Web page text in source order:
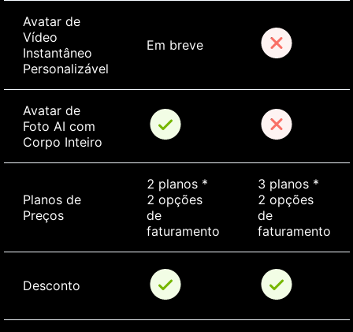
Avatar de
Vídeo
Instantâneo
Personalizável
Em breve
Avatar de
Foto AI com
Corpo Inteiro
Planos de
Preços
2 planos *
2 opções
de
faturamento
3 planos *
2 opções
de
faturamento
Desconto